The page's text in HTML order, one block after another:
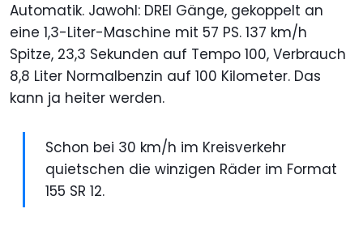
Automatik. Jawohl: DREI Gänge, gekoppelt an
eine 1,3-Liter-Maschine mit 57 PS. 137 km/h
Spitze, 23,3 Sekunden auf Tempo 100, Verbrauch
8,8 Liter Normalbenzin auf 100 Kilometer. Das
kann ja heiter werden.
Schon bei 30 km/h im Kreisverkehr
quietschen die winzigen Räder im Format
155 SR 12.